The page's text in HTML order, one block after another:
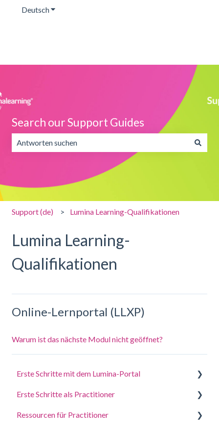
DeutschUntermenü für Übersetzungen anzeigen
Search our Support Guides
Es gibt keine Vorschläge, da das Suchfeld leer ist.
Support (de) Lumina Learning-Qualifikationen
Lumina Learning-
Qualifikationen
Online-Lernportal (LLXP)
Warum ist das nächste Modul nicht geöffnet?
Erste Schritte mit dem Lumina-Portal
Beantworten Sie einen Fragebogen oder erledigen
Erste Schritte als Practitioner
Ein Projekt erstellen, Teilnehmer einladen und auf
Ressourcen für Practitioner